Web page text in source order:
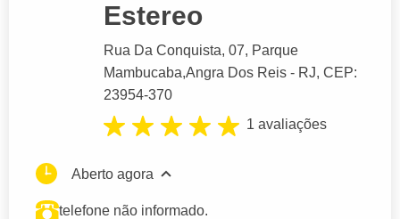
Estereo
Rua Da Conquista, 07, Parque
Mambucaba,Angra Dos Reis - RJ, CEP:
23954-370
1 avaliações
Aberto agora
telefone não informado.